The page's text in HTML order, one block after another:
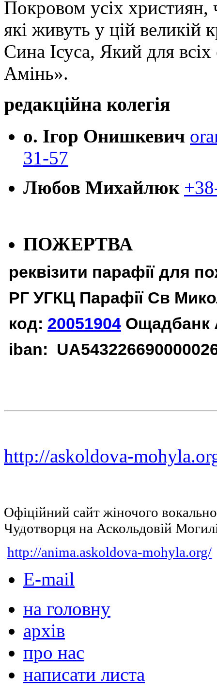
Покровом усіх християн,
які живуть у цій великій
Сина Ісуса, Який для
Амінь».
редакційна колегія
о. Ігор Онишкевич
31-57
Любов Михайлюк
ПОЖЕРТВА
реквізити парафії для
РГ УГКЦ Парафії Св
код: 20051904 Ощадбанк
iban:
http://askoldova-
Офіційний сайт жіночого
Чудотворця на Аскольдовій
http://anima.askoldova-mohyla.org/
E-mail
на головну
архів
про нас
написати листа